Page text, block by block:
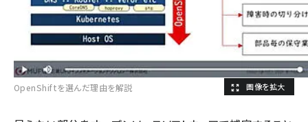
OpenShiftを選んだ理由を解説